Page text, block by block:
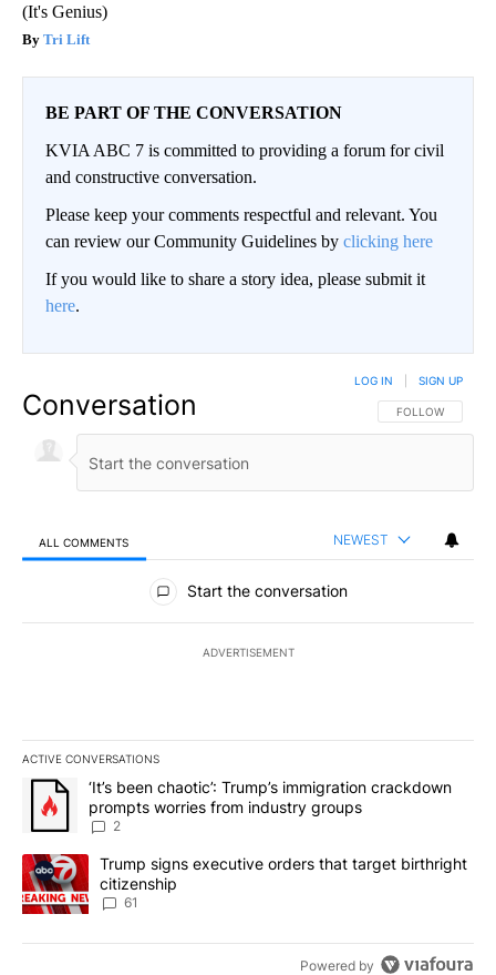
(It's Genius)
Tri Lift
BE PART OF THE CONVERSATION
KVIA ABC 7 is committed to providing a forum for civil
and constructive conversation.
Please keep your comments respectful and relevant. You
can review our Community Guidelines by clicking here
If you would like to share a story idea, please submit it
here.
Conversation FOLLOW THIS
FOLLOW
LOG IN SIGN UP
ALL COMMENTS NEWEST
All Comments
Start the conversation
ADVERTISEMENT
ACTIVE CONVERSATIONS
The following is a list of the most commented articles in the last
A trending article titled "‘It’s been chaotic’: Trump’s
‘It’s been chaotic’: Trump’s immigration crackdown
prompts worries from industry groups
2
A trending article titled "Trump signs executive orders that
Trump signs executive orders that target birthright
citizenship
61
Powered by